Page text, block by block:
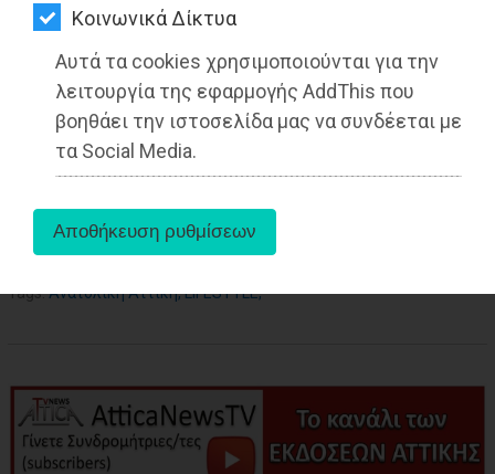
Kοινωνικά Δίκτυα
Αυτά τα cookies χρησιμοποιούνται για την
λειτουργία της εφαρμογής AddThis που
βοηθάει την ιστοσελίδα μας να συνδέεται με
τα Social Media.
ΨΙΘΥΡΟΙ
ΑΠΟΣΤΟΛΗ
ΑΡΘΡΩΝ
26-05-2025
Από τo Dimotisnews
aboutus
Tags:Ανατολική Αττική,LIFESTYLE,